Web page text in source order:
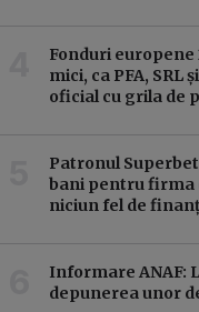
Fonduri europene
mici, ca PFA, SRL
oficial cu grila de
Patronul
bani pentru firma
niciun fel de
Informare ANAF:
depunerea unor